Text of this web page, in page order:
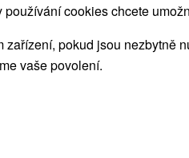
ZOBRAZIT
cookies chcete
pokud jsou nezbytně
vaše povolení.